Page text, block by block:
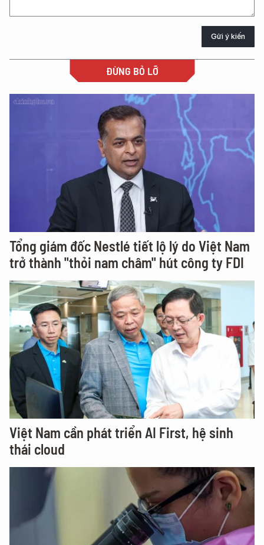
Gửi ý kiến
ĐỪNG BỎ LỠ
Tổng giám đốc Nestlé tiết lộ lý do Việt Nam
trở thành "thỏi nam châm" hút công ty FDI
Việt Nam cần phát triển AI First, hệ sinh
thái cloud